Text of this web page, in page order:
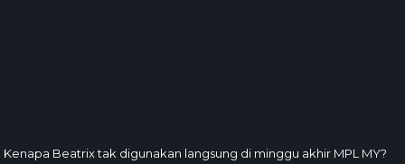
Kenapa Beatrix tak digunakan langsung di minggu akhir MPL MY?